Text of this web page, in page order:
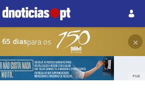
65 diaspara os ×
PUB